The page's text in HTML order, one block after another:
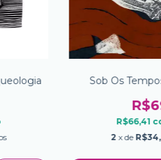
Sob Os
R$66,41
2 x de